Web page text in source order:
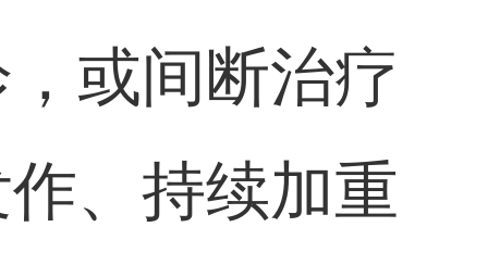
或间断治疗
、持续加重